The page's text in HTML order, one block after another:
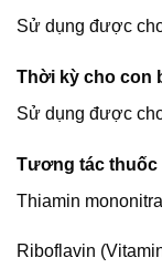
Sử dụng được
Thời kỳ cho con
Sử dụng được
Tương tác thuốc
Thiamin
Riboflavin